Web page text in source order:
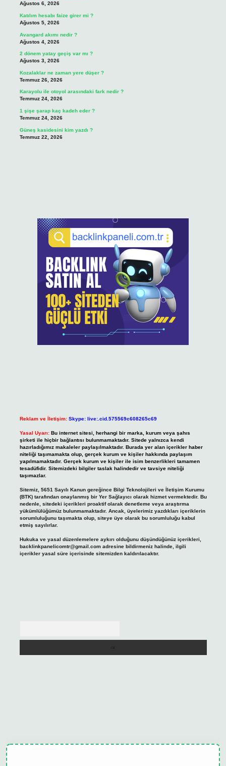
Ağustos 6, 2026
Katılım hesabı faize girer mi ?
Ağustos 5, 2026
Avangard akımı nedir ?
Ağustos 4, 2026
2 dönem yatay geçiş var mı ?
Ağustos 3, 2026
Kozalaklar ne zaman yere düşer ?
Temmuz 26, 2026
Karayolu ile otoyol arasındaki fark nedir ?
Temmuz 24, 2026
1 şişe şarap kaç kadeh eder ?
Temmuz 24, 2026
Güneş kasidesini kim yazdı ?
Temmuz 22, 2026
Reklam ve İletişim: Skype: live:.cid.575569c608265c69
Yasal Uyarı: Bu internet sitesi, herhangi bir marka, kurum veya şahıs
şirketi ile hiçbir bağlantısı bulunmamaktadır. Sitede yalnızca kendi
hazırladığımız makaleler paylaşılmaktadır. Burada yer alan içerikler haber
niteliği taşımamakta olup, gerçek kurum ve kişiler hakkında paylaşım
yapılmamaktadır. Gerçek kurum ve kişiler ile isim benzerlikleri tamamen
tesadüfidir. Sitemizdeki bilgiler taslak halindedir ve tavsiye niteliği
taşımazlar.
Sitemiz, 5651 Sayılı Kanun gereğince Bilgi Teknolojileri ve İletişim Kurumu
(BTK) tarafından onaylanmış bir Yer Sağlayıcı olarak hizmet vermektedir. Bu
nedenle, sitedeki içerikleri proaktif olarak denetleme veya araştırma
yükümlülüğümüz bulunmamaktadır. Ancak, üyelerimiz yazdıkları içeriklerin
sorumluluğunu taşımakta olup, siteye üye olarak bu sorumluluğu kabul
etmiş sayılırlar.
Hukuka ve yasal düzenlemelere aykırı olduğunu düşündüğünüz içerikleri,
backlinkpanelicomtr@gmail.comadresine bildirmeniz halinde, ilgili
içerikler yasal süre içerisinde sitemizden kaldırılacaktır.